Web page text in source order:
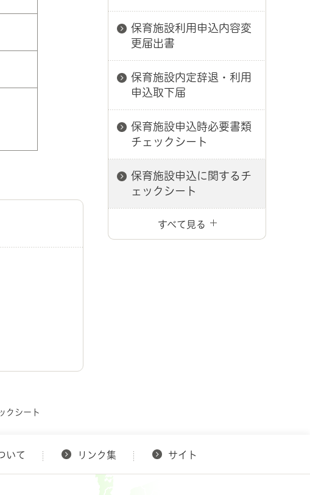
保育施設利用申込内容変
更届出書
保育施設内定辞退・利用
申込取下届
保育施設申込時必要書類
チェックシート
保育施設申込に関するチ
ェックシート
すべて見る
クシート
いて リンク集 サイト